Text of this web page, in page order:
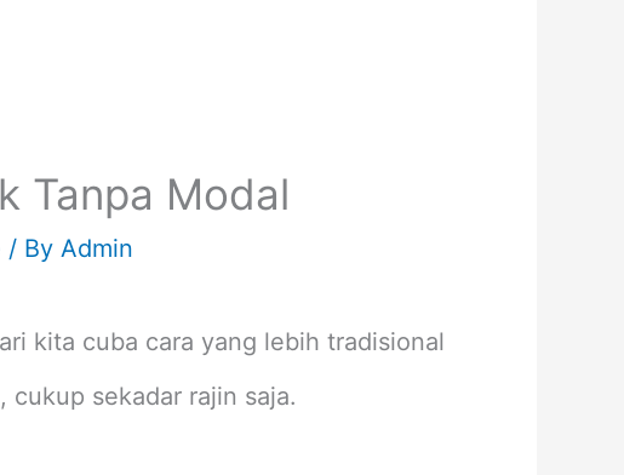
Tanpa Modal
/ By Admin
kita cuba cara yang lebih tradisional
sekadar rajin saja.